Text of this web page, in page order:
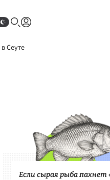
Сеуте
Если сырая рыба пахнет